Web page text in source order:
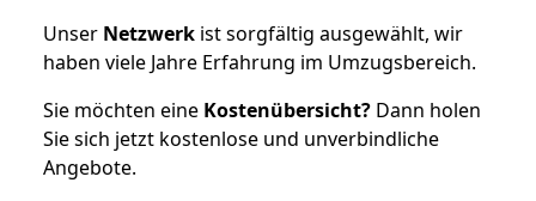
Unser Netzwerk ist sorgfältig ausgewählt, wir
haben viele Jahre Erfahrung im Umzugsbereich.
Sie möchten eine Kostenübersicht? Dann holen
Sie sich jetzt kostenlose und unverbindliche
Angebote.